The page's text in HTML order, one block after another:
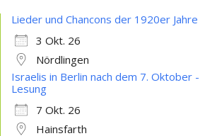
Lieder und Chancons der 1920er Jahre
3 Okt. 26
Nördlingen
Israelis in Berlin nach dem 7. Oktober -
Lesung
7 Okt. 26
Hainsfarth